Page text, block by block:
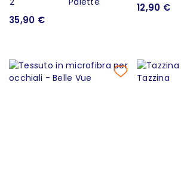
35,90 €
12,90 €